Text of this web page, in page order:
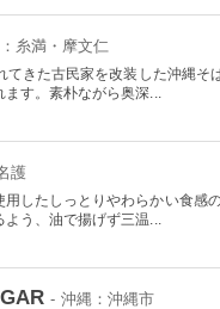
糸満・摩文仁
きた古民家を改装した沖縄そ
ます。素朴ながら奥深...
護
したしっとりやわらかい食感
よう、油で揚げず三温...
- 沖縄：沖縄市